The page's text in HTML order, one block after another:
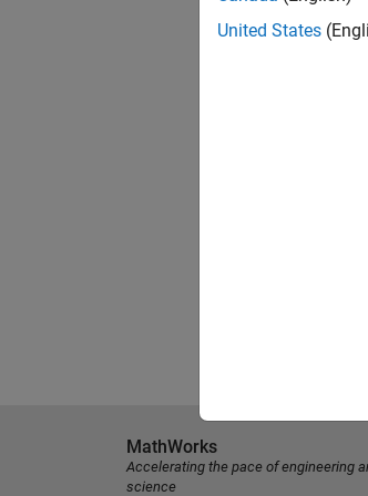
United States
MathWorks
Accelerating the pace of engineering
science